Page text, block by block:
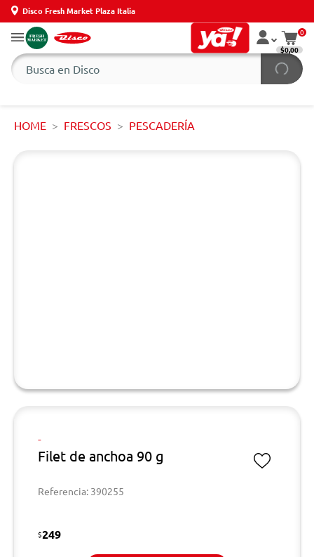
Disco Fresh Market Plaza Italia
0
$0,00
HOME FRESCOS PESCADERÍA
-
Filet de anchoa 90 g
Referencia: 390255
$249